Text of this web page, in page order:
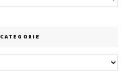
CATEGORIE